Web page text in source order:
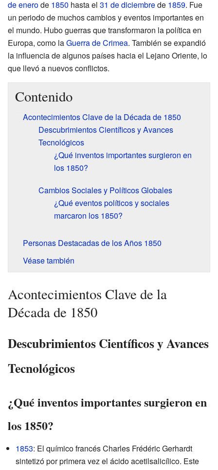
de enerode 1850 hasta el 31 de diciembrede 1859. Fue
un periodo de muchos cambios y eventos importantes en
el mundo. Hubo guerras que transformaron la política en
Europa, como laGuerra de Crimea. También se expandió
la influencia de algunos países hacia el Lejano Oriente, lo
que llevó a nuevos conflictos.
Contenido
Acontecimientos Clave de la Década de 1850
Descubrimientos Científicos y Avances
Tecnológicos
¿Qué inventos importantes surgieron en
los 1850?
Cambios Sociales y Políticos Globales
¿Qué eventos políticos y sociales
marcaron los 1850?
Personas Destacadas de los Años 1850
Véase también
Acontecimientos Clave de la
Década de 1850
Descubrimientos Científicos y Avances
Tecnológicos
¿Qué inventos importantes surgieron en
los 1850?
1853: El químico francés Charles Frédéric Gerhardt
sintetizó por primera vez el ácido acetilsalicílico. Este